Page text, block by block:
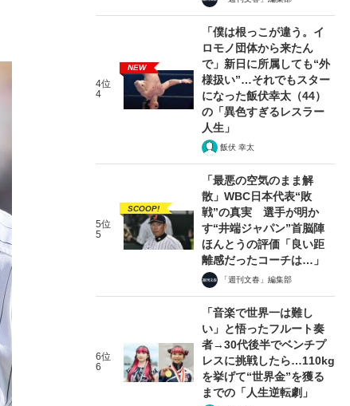
4位
4
NEW
「僕は根っこが違う。イ
ロモノ団体から来たん
で」新日に所属しても“外
様扱い”…それでもスター
になった飯伏幸太（44）
の「異色すぎるレスラー
人生」
飯伏 幸太
5位
5
SCOOP!
「最悪の空気のまま解
散」WBC日本代表“敗
戦”の真実 選手が明か
す“井端ジャパン”首脳陣
ほんとうの評価「良い距
離感だったコーチは…」
「週刊文春」編集部
6位
6
「音楽で世界一は難し
い」と悟ったフルート奏
者→30代後半でベンチプ
レスに挑戦したら…110kg
を挙げて“世界金”を獲る
までの「人生逆転劇」